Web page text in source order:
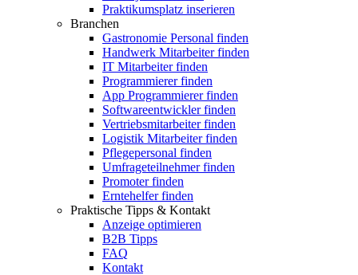
Praktikumsplatz inserieren
Branchen
Gastronomie Personal finden
Handwerk Mitarbeiter finden
IT Mitarbeiter finden
Programmierer finden
App Programmierer finden
Softwareentwickler finden
Vertriebsmitarbeiter finden
Logistik Mitarbeiter finden
Pflegepersonal finden
Umfrageteilnehmer finden
Promoter finden
Erntehelfer finden
Praktische Tipps & Kontakt
Anzeige optimieren
B2B Tipps
FAQ
Kontakt